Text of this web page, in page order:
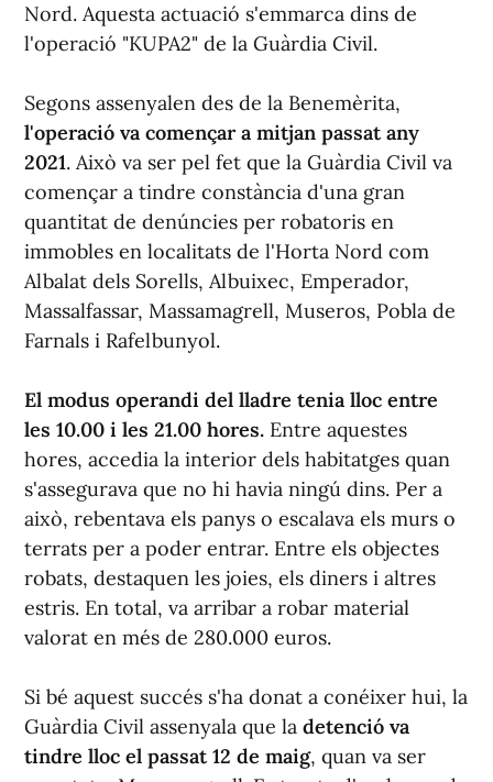
Nord. Aquesta actuació s'emmarca dins de
l'operació "KUPA2" de la Guàrdia Civil.
Segons assenyalen des de la Benemèrita,
l'operació va començar a mitjan passat any
2021. Això va ser pel fet que la Guàrdia Civil va
començar a tindre constància d'una gran
quantitat de denúncies per robatoris en
immobles en localitats de l'Horta Nord com
Albalat dels Sorells, Albuixec, Emperador,
Massalfassar, Massamagrell, Museros, Pobla de
Farnals i Rafelbunyol.
El modus operandi del lladre tenia lloc entre
les 10.00 i les 21.00 hores. Entre aquestes
hores, accedia la interior dels habitatges quan
s'assegurava que no hi havia ningú dins. Per a
això, rebentava els panys o escalava els murs o
terrats per a poder entrar. Entre els objectes
robats, destaquen les joies, els diners i altres
estris. En total, va arribar a robar material
valorat en més de 280.000 euros.
Si bé aquest succés s'ha donat a conéixer hui, la
Guàrdia Civil assenyala que la detenció va
tindre lloc el passat 12 de maig, quan va ser